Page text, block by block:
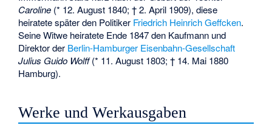
Caroline (* 12. August 1840; † 2. April 1909), diese
heiratete später den Politiker Friedrich Heinrich Geffcken.
Seine Witwe heiratete Ende 1847 den Kaufmann und
Direktor der Berlin-Hamburger Eisenbahn-Gesellschaft
Julius Guido Wolff(* 11. August 1803; † 14. Mai 1880
Hamburg).
Werke und Werkausgaben